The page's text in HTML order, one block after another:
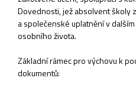
Dovednosti, jež absolvent školy
a společenské uplatnění v
osobního života.
Základní rámec pro výchovu k
dokumentů: